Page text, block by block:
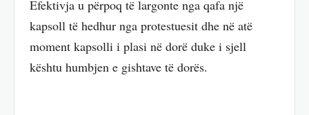
Efektivja u përpoq të largonte nga qafa një
kapsoll të hedhur nga protestuesit dhe në atë
moment kapsolli i plasi në dorë duke i sjell
kështu humbjen e gishtave të dorës.